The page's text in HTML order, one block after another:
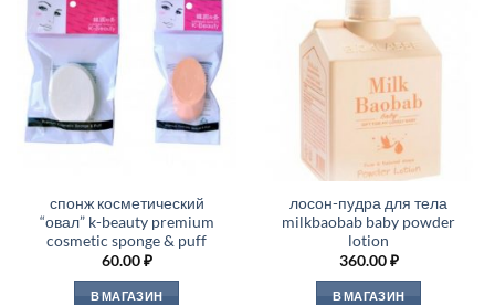
спонж косметический
“овал” k-beauty premium
cosmetic sponge & puff
60.00₽
В МАГАЗИН
лосон-пудра для тела
milkbaobab baby powder
lotion
360.00₽
В МАГАЗИН